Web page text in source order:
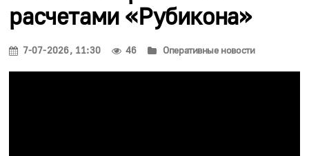
расчетами «Рубикона»
7-07-2026, 11:30 46 Оперативные новости